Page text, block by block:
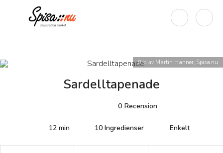
Bild av Martin Hanner, Spisa.nu
Sardelltapenade
0 Recension
12 min 10 Ingredienser Enkelt